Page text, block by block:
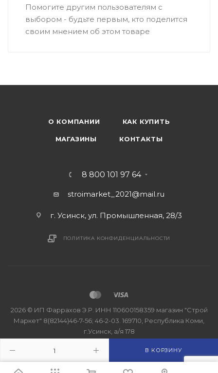
В КОРЗИНУ
Помогите другим пользователям с
выбором - будьте первым, кто поделится
своим мнением об этом товаре
О КОМПАНИИ КАК КУПИТЬ
МАГАЗИНЫ КОНТАКТЫ
8 800 101 97 64
stroimarket_2021@mail.ru
г. Усинск, ул. Промышленная, 28/3
ПОЛИТИКА КОНФИДЕНЦИАЛЬНОСТИ
2026 © ИП Фаррахов Э.Р. ИНН 110600158359 магазин "Строй
Маркет" 8(82144)46-7-56; 46-2-03. 169710, Республика Коми,
г.Усинск, а/я 178